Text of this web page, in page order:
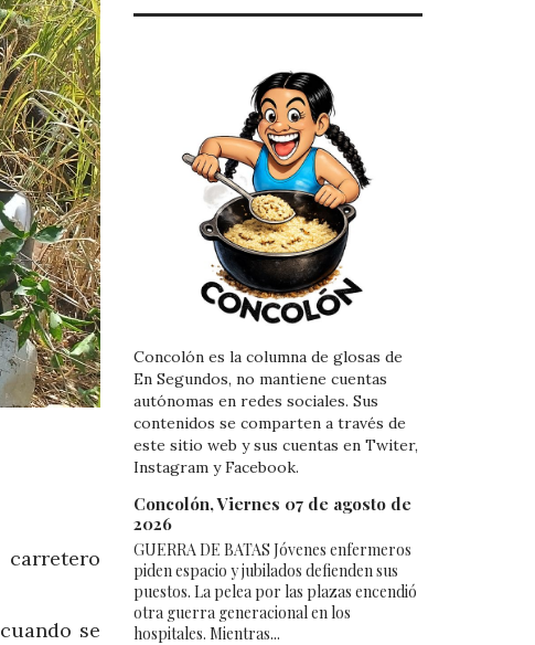
se
Concolón es la columna de glosas de
En Segundos, no mantiene cuentas
autónomas en redes sociales. Sus
contenidos se comparten a través de
este sitio web y sus cuentas en Twiter,
Instagram y Facebook.
Concolón, Viernes 07 de agosto de
2026
GUERRA DE BATAS Jóvenes enfermeros
piden espacio y jubilados defienden sus
puestos. La pelea por las plazas encendió
otra guerra generacional en los
hospitales. Mientras...